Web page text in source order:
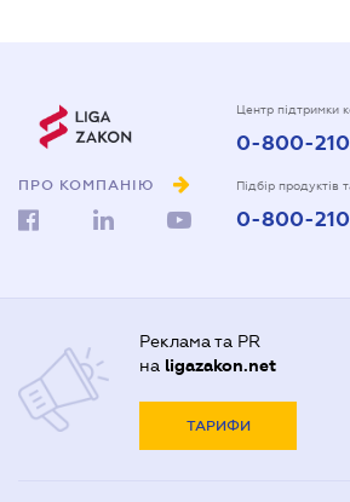
ПРО КОМПАНІЮ
Центр підтримки
0-800-
Підбір продуктів
0-800-
Реклама та PR
на ligazakon.net
ТАРИФИ